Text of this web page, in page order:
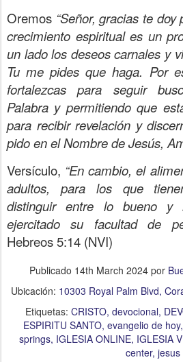
Oremos “Señor, gracias te
crecimiento espiritual es un
un lado los deseos carnales y
Tu me pides que haga. Por
fortalezcas para seguir
Palabra y permitiendo que
para recibir revelación y
pido en el Nombre de Jesús,
Versículo, “En cambio, el
adultos, para los que
distinguir entre lo bueno
ejercitado su facultad de
Hebreos 5:14 (NVI)
Publicado 14th March 2024por
Ubicación: 10303 Royal Palm Blvd,
Etiquetas: CRISTO devocional
ESPIRITU SANTO evangelio de hoy
springs IGLESIA ONLINE IGLESIA
center jesus